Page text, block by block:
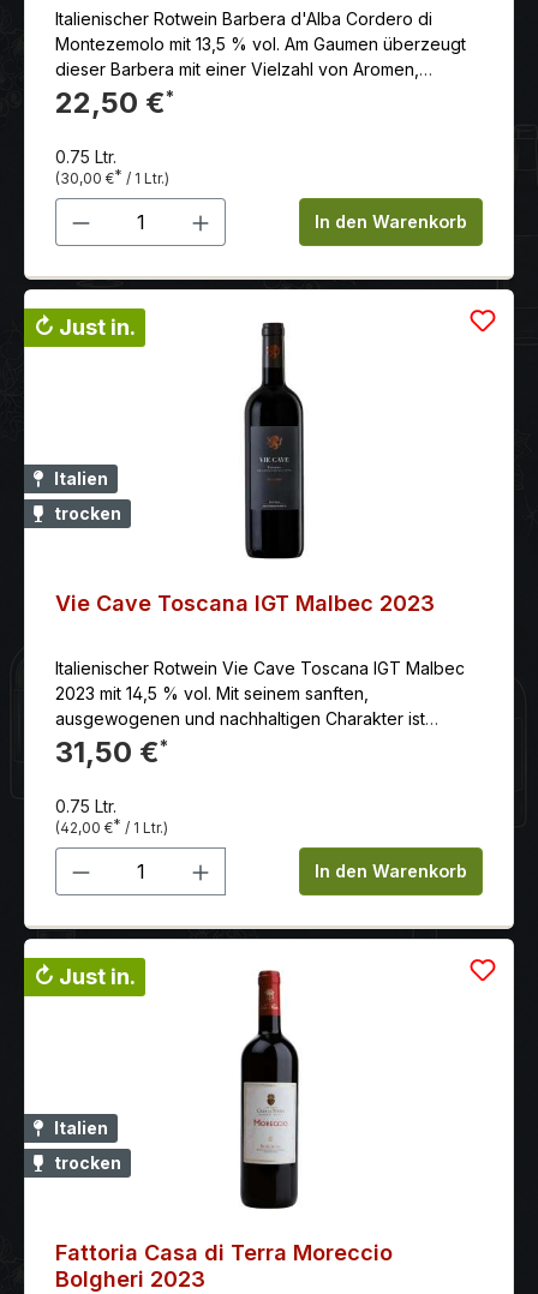
Italienischer Rotwein Barbera d'Alba Cordero di
Montezemolo mit 13,5 % vol. Am Gaumen überzeugt
dieser Barbera mit einer Vielzahl von Aromen,
eingebunden in warme, weiche Tannine.
22,50 €*
0.75 Ltr.
(30,00 €* / 1 Ltr.)
Produkt Anzahl: Gib denIn den Warenkorb
↻ Just in.
Italien
trocken
Vie Cave Toscana IGT Malbec 2023
Italienischer Rotwein Vie Cave Toscana IGT Malbec
2023 mit 14,5 % vol. Mit seinem sanften,
ausgewogenen und nachhaltigen Charakter ist
er bereits jetzt ein Trinkgenuss und wird auch in ein
paar Jahren noch viel Freude
kräftiger Pasta Salciccia.Serviertemperatur: 16.00
°CAlkoholgehalt: 14.00 %schon trinkbar: sehr
gutvorher öffnen: 1 std.lagerungsfähig bis (mind.):
2029
31,50 €*
0.75 Ltr.
(42,00 €* / 1 Ltr.)
Produkt Anzahl: Gib denIn den Warenkorb
↻ Just in.
Italien
trocken
Fattoria Casa di Terra Moreccio
Bolgheri 2023